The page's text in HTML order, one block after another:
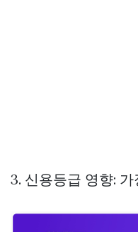
3. 신용등급 영향: